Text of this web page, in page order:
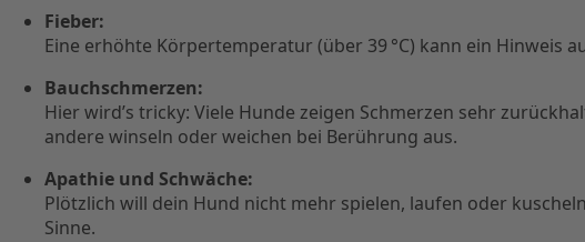
Fieber:
Eine erhöhte Körpertemperatur (über 39 °C) kann ein
Bauchschmerzen:
Hier wird’s tricky: Viele Hunde zeigen Schmerzen sehr
andere winseln oder weichen bei Berührung aus.
Apathie und Schwäche:
Plötzlich will dein Hund nicht mehr spielen, laufen oder
Sinne.